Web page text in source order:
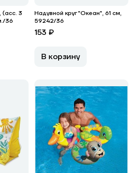
(асс. 3
36
Надувной круг "Океан", 61 см,
59242/36
153 ₽
В корзину